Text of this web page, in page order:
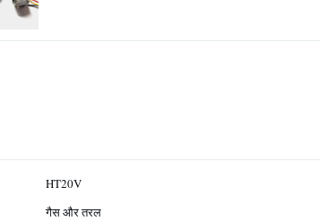
HT20V
गैस और तरल